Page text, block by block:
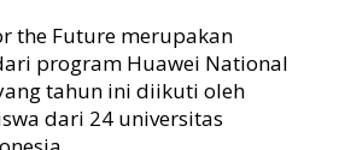
the Future merupakan
program Huawei National
tahun ini diikuti oleh
dari 24 universitas